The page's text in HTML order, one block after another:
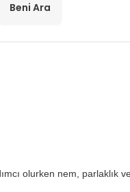
Beni Ara
olurken nem, parlaklık